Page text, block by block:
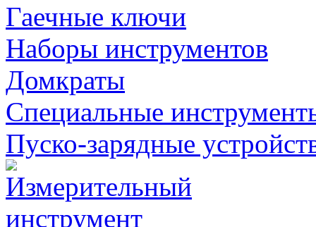
Гаечные ключи
Наборы инструментов
Домкраты
Специальные
Пуско-зарядные